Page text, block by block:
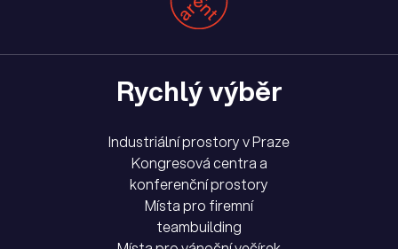
Rychlý výběr
Industriální prostory v Praze
Kongresová centra a
konferenční prostory
Místa pro firemní
teambuilding